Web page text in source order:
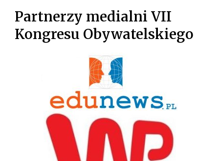
Partnerzy medialni VII
Kongresu Obywatelskiego